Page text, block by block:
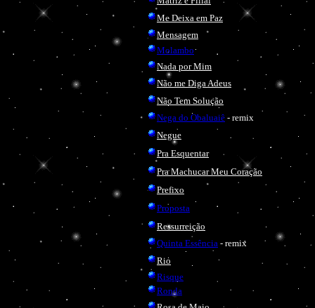
Me Deixa em Paz
Mensagem
Molambo
Nada por Mim
Não me Diga Adeus
Não Tem Solução
Nega do Obaluaiê - remix
Negue
Pra Esquentar
Pra Machucar Meu Coração
Prefixo
Proposta
Ressurreição
Quinta Essência - remix
Rio
Risque
Ronda